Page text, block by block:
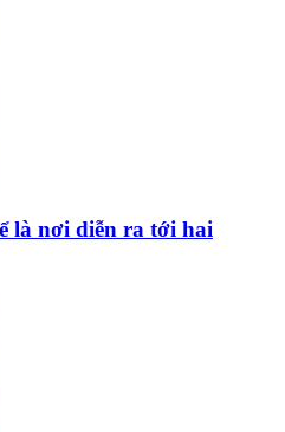
là nơi diễn ra tới hai